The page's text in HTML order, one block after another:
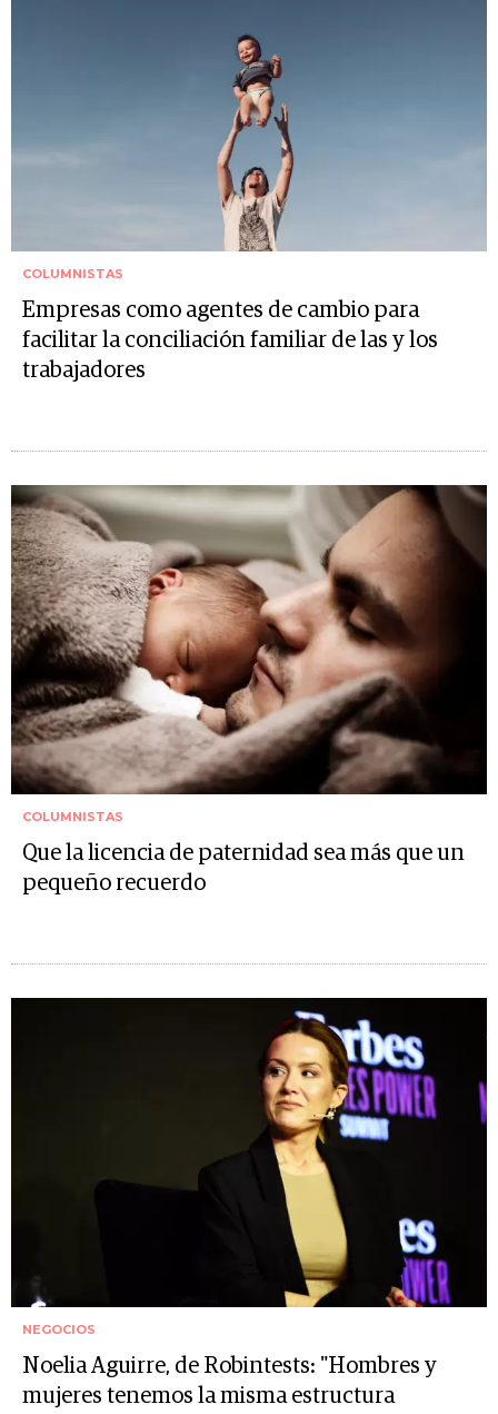
COLUMNISTAS
Empresas como agentes de cambio para
facilitar la conciliación familiar de las y los
trabajadores
COLUMNISTAS
Que la licencia de paternidad sea más que un
pequeño recuerdo
NEGOCIOS
Noelia Aguirre, de Robintests: "Hombres y
mujeres tenemos la misma estructura